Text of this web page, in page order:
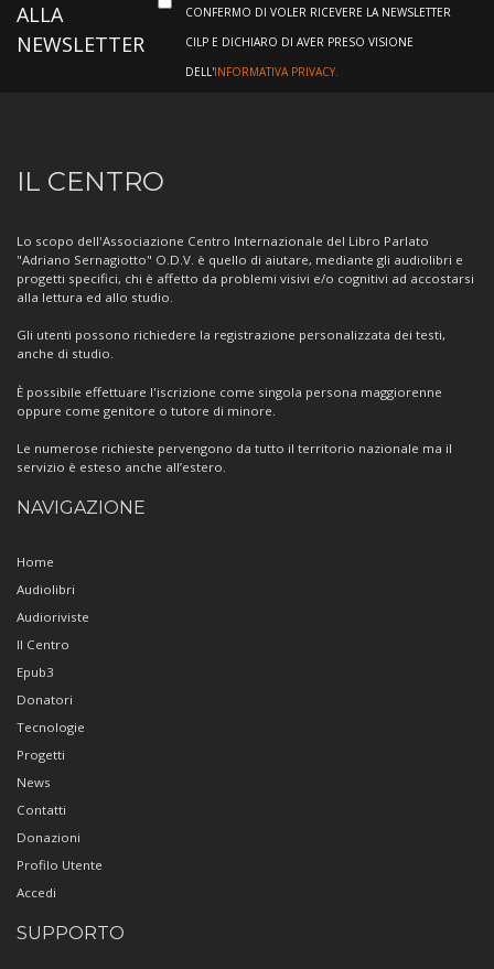
ALLA
NEWSLETTER
CONFERMO DI VOLER RICEVERE LA NEWSLETTER
CILP E DICHIARO DI AVER PRESO VISIONE
DELL'INFORMATIVA PRIVACY.
Informazioni
sul
Centro
IL CENTRO
Lo scopo dell'Associazione Centro Internazionale del Libro Parlato
"Adriano Sernagiotto" O.D.V. è quello di aiutare, mediante gli audiolibri e
progetti specifici, chi è affetto da problemi visivi e/o cognitivi ad accostarsi
alla lettura ed allo studio.
Gli utenti possono richiedere la registrazione personalizzata dei testi,
anche di studio.
È possibile effettuare l'iscrizione come singola persona maggiorenne
oppure come genitore o tutore di minore.
Le numerose richieste pervengono da tutto il territorio nazionale ma il
servizio è esteso anche all’estero.
NAVIGAZIONE
Home
Audiolibri
Audioriviste
Il Centro
Epub3
Donatori
Tecnologie
Progetti
News
Contatti
Donazioni
Profilo Utente
Accedi
SUPPORTO